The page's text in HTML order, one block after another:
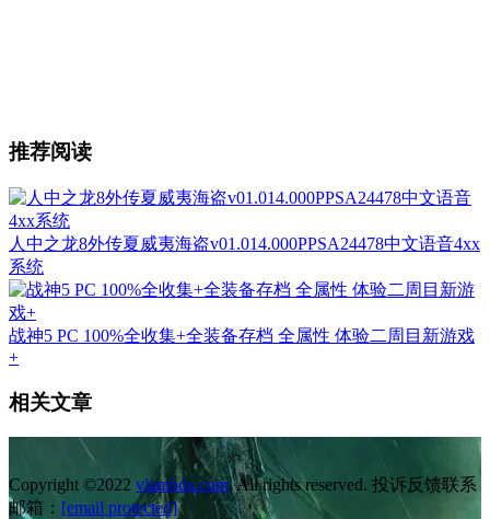
推荐阅读
人中之龙8外传夏威夷海盗v01.014.000PPSA24478中文语音4xx
系统
战神5 PC 100%全收集+全装备存档 全属性 体验二周目新游戏
+
相关文章
Copyright ©2022 vlambda.com. All rights reserved. 投诉反馈联系
邮箱： [email protected]